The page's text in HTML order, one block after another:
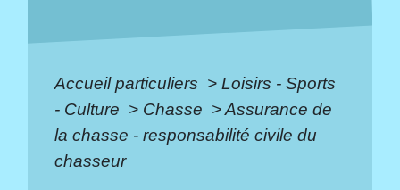
Accueil particuliers > Loisirs - Sports
- Culture > Chasse >Assurance de
la chasse - responsabilité civile du
chasseur